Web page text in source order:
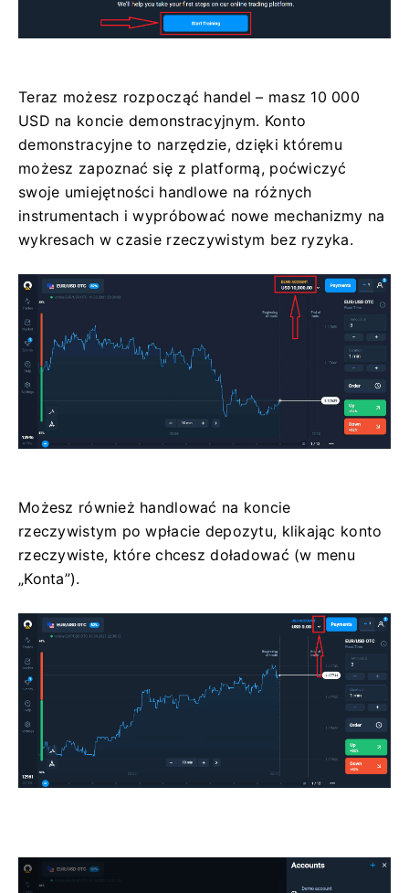
Teraz możesz rozpocząć handel – masz 10 000
USD na koncie demonstracyjnym. Konto
demonstracyjne to narzędzie, dzięki któremu
możesz zapoznać się z platformą, poćwiczyć
swoje umiejętności handlowe na różnych
instrumentach i wypróbować nowe mechanizmy na
wykresach w czasie rzeczywistym bez ryzyka.
Możesz również handlować na koncie
rzeczywistym po wpłacie depozytu, klikając konto
rzeczywiste, które chcesz doładować (w menu
„Konta”).